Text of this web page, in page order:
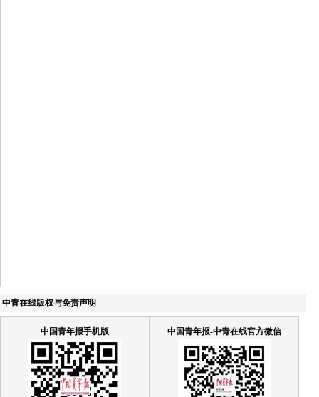
中青在线版权与免责声明
中国青年报手机版 中国青年报-中青在线官方微信